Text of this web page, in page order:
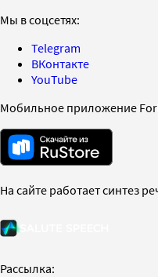
Мы в соцсетях:
Telegram
ВКонтакте
YouTube
Мобильное приложение
На сайте работает синтез
Рассылка: